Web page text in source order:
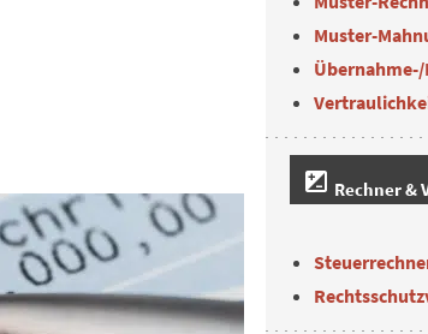
Muster-
iso Rechner &